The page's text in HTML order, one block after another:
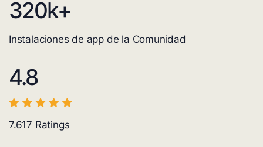
320k+
Instalaciones de app de la Comunidad
4.8
7.617 Ratings